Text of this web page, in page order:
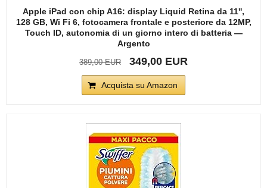
Apple iPad con chip A16: display Liquid Retina da 11'',
128 GB, Wi Fi 6, fotocamera frontale e posteriore da 12MP,
Touch ID, autonomia di un giorno intero di batteria —
Argento
389,00 EUR 349,00 EUR
Acquista su Amazon